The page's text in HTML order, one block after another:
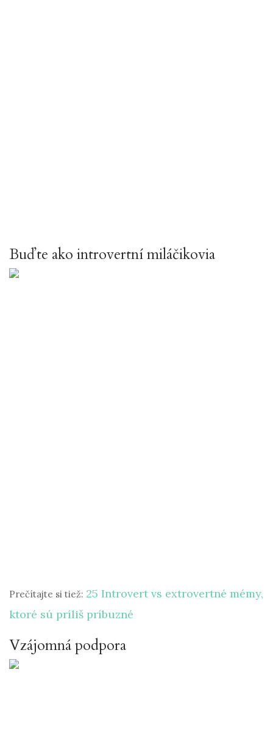
Buďte ako introvertní miláčikovia
Prečítajte si tiež: 25 Introvert vs extrovertné mémy,
ktoré sú príliš príbuzné
Vzájomná podpora